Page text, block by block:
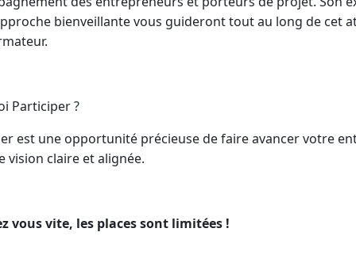
bienveillante vous guideront tout au long de cet
Participer ?
est une opportunité précieuse de faire avancer votre
vision claire et alignée.
vous vite, les places sont limitées !